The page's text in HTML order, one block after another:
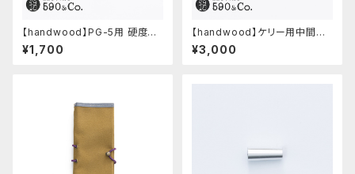
【handwood】PG-5用 硬度表
示窓 (真鍮/丸窓)
¥1,700
【handwood】ケリー用中間パ
ーツ/カスタムグリップ (多条/ス
テンレス)
¥3,000